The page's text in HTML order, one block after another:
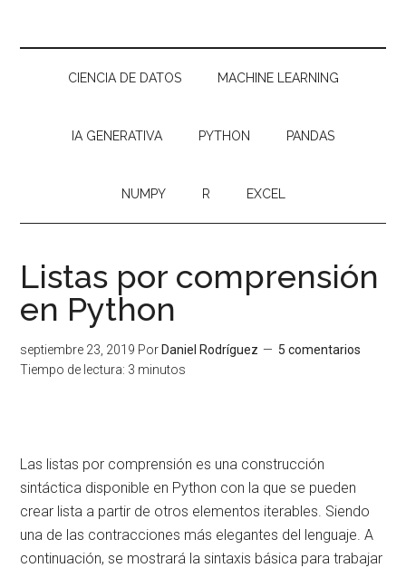
CIENCIA DE DATOS MACHINE LEARNING
IA GENERATIVA PYTHON PANDAS
NUMPY R EXCEL
Listas por comprensión
en Python
septiembre 23, 2019 Por Daniel Rodríguez
5 comentarios
Tiempo de lectura: 3 minutos
Las listas por comprensión es una construcción
sintáctica disponible en Python con la que se pueden
crear lista a partir de otros elementos iterables. Siendo
una de las contracciones más elegantes del lenguaje. A
continuación, se mostrará la sintaxis básica para trabajar